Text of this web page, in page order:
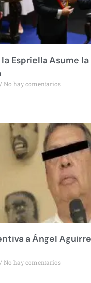
Espriella Asume
No hay comentarios
a Ángel
No hay comentarios